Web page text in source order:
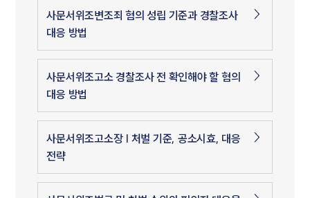
사문서위조변조죄 혐의 성립 기준과 경찰조사
대응 방법
사문서위조고소 경찰조사 전 확인해야 할 혐의
대응 방법
사문서위조고소장 | 처벌 기준, 공소시효, 대응
전략